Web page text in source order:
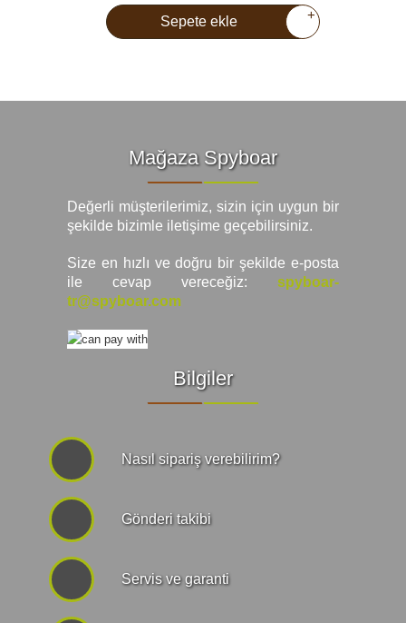
Sepete ekle +
Mağaza Spyboar
Değerli müşterilerimiz, sizin için uygun bir
şekilde bizimle iletişime geçebilirsiniz.
Size en hızlı ve doğru bir şekilde e-posta
ile cevap vereceğiz:
spyboar-
tr@spyboar.com
Bilgiler
Nasıl sipariş verebilirim?
Gönderi takibi
Servis ve garanti